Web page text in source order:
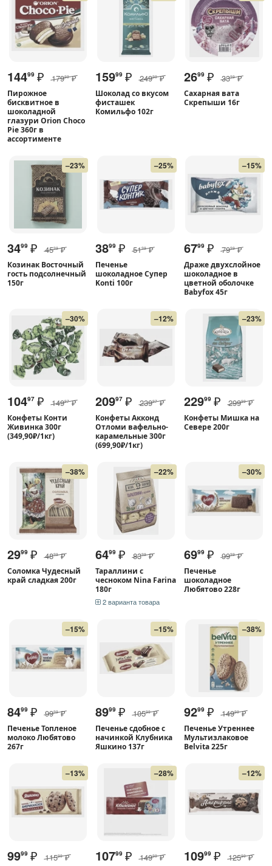
14499 ₽ 17999 ₽
Пирожное
бисквитное в
шоколадной
глазури Orion Choco
Pie 360г в
ассортименте
15999 ₽ 24999 ₽
Шоколад со вкусом
фисташек
Комильфо 102г
2699 ₽ 3399 ₽
Сахарная вата
Скрепыши 16г
–23%
3499 ₽ 4599 ₽
Козинак Восточный
гость подсолнечный
150г
–25%
3899 ₽ 5199 ₽
Печенье
шоколадное Супер
Konti 100г
–15%
6799 ₽ 7999 ₽
Драже двухслойное
шоколадное в
цветной оболочке
Babyfox 45г
–30%
10497 ₽ 14997 ₽
Конфеты Конти
Живинка 300г
(349,90₽/1кг)
–12%
20997 ₽ 23997 ₽
Конфеты Акконд
Отломи вафельно-
карамельные 300г
(699,90₽/1кг)
–23%
22999 ₽ 29999 ₽
Конфеты Мишка на
Севере 200г
–38%
2999 ₽ 4899 ₽
Соломка Чудесный
край сладкая 200г
–22%
6499 ₽ 8399 ₽
Тараллини с
чесноком Nina Farina
180г
2 варианта товара
–30%
6999 ₽ 9999 ₽
Печенье
шоколадное
Любятово 228г
–15%
8499 ₽ 9999 ₽
Печенье Топленое
молоко Любятово
267г
–15%
8999 ₽ 10599 ₽
Печенье сдобное с
начинкой Клубника
Яшкино 137г
–38%
9299 ₽ 14999 ₽
Печенье Утреннее
Мультизлаковое
Belvita 225г
–13%
9999 ₽ 11599 ₽
–28%
10799 ₽ 14999 ₽
–12%
10999 ₽ 12599 ₽